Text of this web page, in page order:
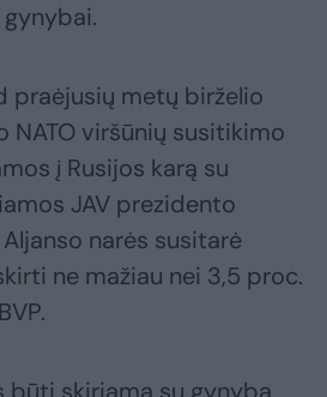
praėjusių metų birželio
NATO viršūnių susitikimo
į Rusijos karą su
JAV prezidento
narės susitarė
ne mažiau nei 3,5 proc.